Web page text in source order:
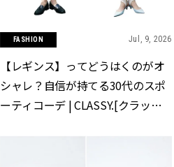
FASHION Jul, 9, 2026
【レギンス】ってどうはくのがオ
シャレ？自信が持てる30代のスポ
ーティコーデ | CLASSY.[クラッシ